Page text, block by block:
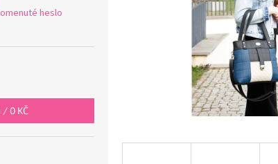
heslo
/ 0 KČ